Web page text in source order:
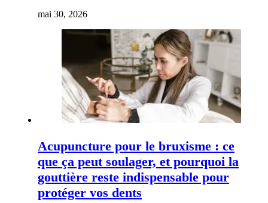
mai 30, 2026
Acupuncture pour le bruxisme : ce
que ça peut soulager, et pourquoi la
gouttière reste indispensable pour
protéger vos dents